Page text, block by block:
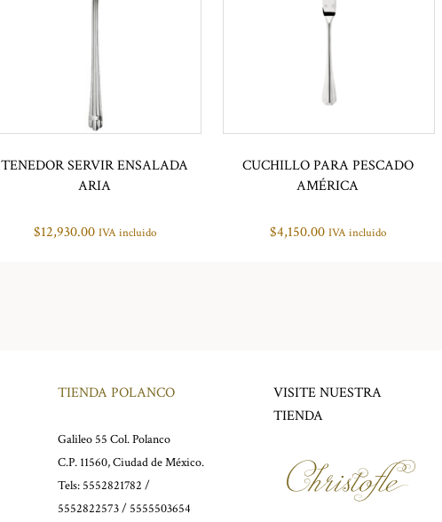
TENEDOR SERVIR ENSALADA
ARIA
$12,930.00 IVA incluido
CUCHILLO PARA PESCADO
AMÉRICA
$4,150.00 IVA incluido
TIENDA POLANCO
Galileo 55 Col. Polanco
C.P. 11560, Ciudad de México.
Tels: 5552821782 /
5552822573 / 5555503654
VISITE NUESTRA
TIENDA